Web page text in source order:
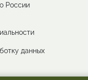
России
данных